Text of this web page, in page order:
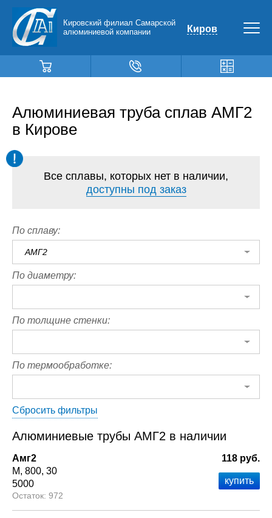
Кировский филиал Самарской
алюминиевой компании
Киров
Алюминиевая труба сплав АМГ2
в Кирове
Все сплавы, которых нет в наличии,
доступны под заказ
По сплаву:
АМГ2
По диаметру:
По толщине стенки:
По термообработке:
Сбросить фильтры
Алюминиевые трубы АМГ2 в наличии
Амг2
М 800 30
5000
972
118 руб.